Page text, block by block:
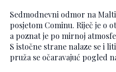
Sedmodnevni odmor na
posjetom Cominu. Riječ je o
a poznat je po mirnoj
S istočne strane nalaze se i
pruža se očaravajuć pogled